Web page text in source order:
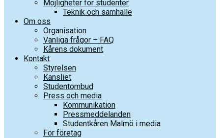
Möjligheter för studenter
Teknik och samhälle
Om oss
Organisation
Vanliga frågor – FAQ
Kårens dokument
Kontakt
Styrelsen
Kansliet
Studentombud
Press och media
Kommunikation
Pressmeddelanden
Studentkåren Malmö i media
För företag